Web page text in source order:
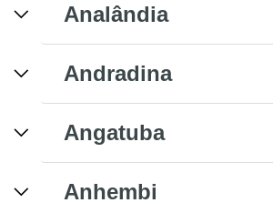
Analândia
Andradina
Angatuba
Anhembi